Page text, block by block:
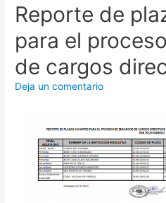
Reporte de
para el
de cargos
Deja un comentario